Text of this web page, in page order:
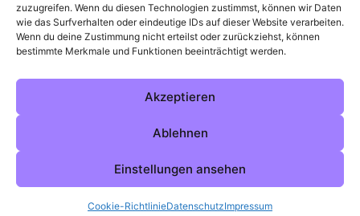
zuzugreifen. Wenn du diesen Technologien zustimmst, können wir Daten
wie das Surfverhalten oder eindeutige IDs auf dieser Website verarbeiten.
Wenn du deine Zustimmung nicht erteilst oder zurückziehst, können
bestimmte Merkmale und Funktionen beeinträchtigt werden.
Akzeptieren
Ablehnen
Einstellungen ansehen
Cookie-RichtlinieDatenschutzImpressum
© 2025 Deine Welt der Office-Vorlagen
Alle VorlagenÜber unsKontakt
DatenschutzCookies